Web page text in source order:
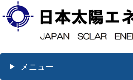
メニュー